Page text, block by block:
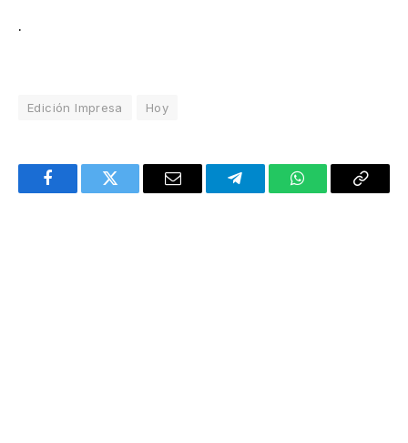
.
Edición Impresa Hoy
FacebookTwitter Email TelegramWhatsAppCopy